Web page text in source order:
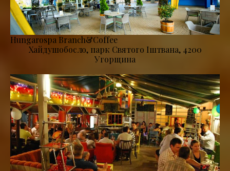
Hungarospa Branch&Coffee
Хайдушобосло, парк Святого Іштвана, 4200
Угорщина